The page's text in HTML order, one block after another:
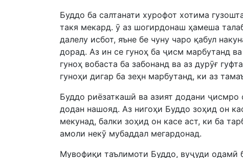
Буддо ба салтанати хурофот хотима
такя мекард. ӯ аз шогирдонаш ҳамеша
далелу исбот, яъне бе чуну чаро қабул
дорад. Аз ин се гуноҳ ба ҷисм марбутанд
гуноҳ вобаста ба забо­нанд ва аз дурӯғ
гуноҳи дигар ба зеҳн марбутанд, ки аз
Буддо риёзаткашӣ ва азият додани
додан нашояд. Аз нигоҳи Буддо зоҳид он
мекунад, балки зоҳид он касе аст, ки ба
амоли некӯ мубаддал мегардонад.
Мувофиқи таълимоти Буддо, вуҷуди одамӣ